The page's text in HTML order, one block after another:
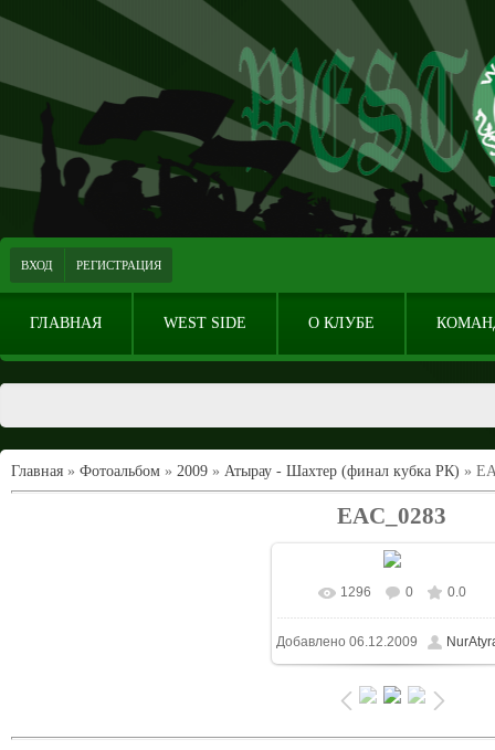
ВХОД РЕГИСТРАЦИЯ
ГЛАВНАЯ WEST SIDE О КЛУБЕ
Главная » Фотоальбом » 2009 » Атырау - Шахтер (финал кубка РК) »
EAC_0283
В реальном размере
1024x687/ 126.4Kb
1296 0 0.0
Добавлено 06.12.2009